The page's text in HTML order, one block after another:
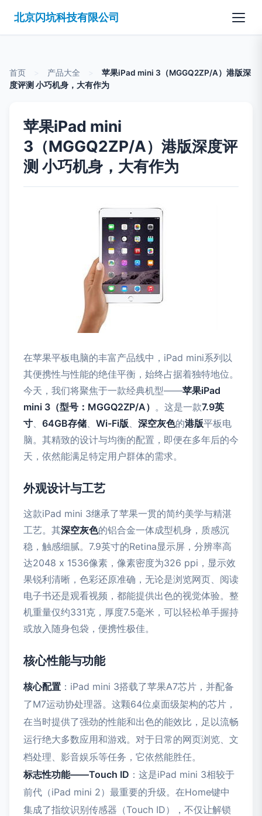
北京闪坑科技有限公司
首页 产品大全
苹果iPad mini 3（MGGQ2ZP/A）港版深
度评测 小巧机身，大有作为
苹果iPad mini
3（MGGQ2ZP/A）港版深度评
测 小巧机身，大有作为
在苹果平板电脑的丰富产品线中，iPad mini系列以
其便携性与性能的绝佳平衡，始终占据着独特地位。
今天，我们将聚焦于一款经典机型——苹果iPad
mini 3（型号：MGGQ2ZP/A） 。这是一款7.9英
寸、 64GB存储、 Wi-Fi版、 深空灰色的港版平板电
脑。其精致的设计与均衡的配置，即便在多年后的今
天，依然能满足特定用户群体的需求。
外观设计与工艺
这款iPad mini 3继承了苹果一贯的简约美学与精湛
工艺。其深空灰色的铝合金一体成型机身，质感沉
稳，触感细腻。7.9英寸的Retina显示屏，分辨率高
达2048 x 1536像素，像素密度为326 ppi，显示效
果锐利清晰，色彩还原准确，无论是浏览网页、阅读
电子书还是观看视频，都能提供出色的视觉体验。整
机重量仅约331克，厚度7.5毫米，可以轻松单手握持
或放入随身包袋，便携性极佳。
核心性能与功能
核心配置 ：iPad mini 3搭载了苹果A7芯片，并配备
了M7运动协处理器。这颗64位桌面级架构的芯片，
在当时提供了强劲的性能和出色的能效比，足以流畅
运行绝大多数应用和游戏。对于日常的网页浏览、文
档处理、影音娱乐等任务，它依然能胜任。
标志性功能——Touch ID ：这是iPad mini 3相较于
前代（iPad mini 2）最重要的升级。在Home键中
集成了指纹识别传感器（Touch ID），不仅让解锁